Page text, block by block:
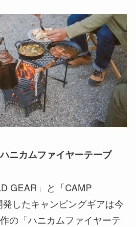
ニカムファイヤーテーブ
GEAR」と「CAMP
したキャンピングギアは今
の「ハニカムファイヤーテ